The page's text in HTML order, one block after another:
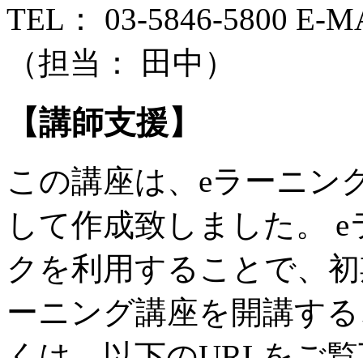
TEL： 03-5846-5800 E-
（担当： 田中）
【講師支援】
この講座は、eラーニン
して作成致しました。
クを利用することで、
ーニング講座を開講す